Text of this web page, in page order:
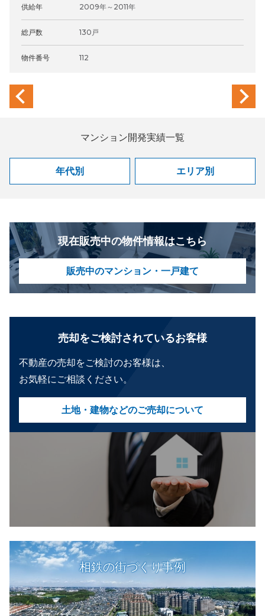
供給年 2009年～2011年
総戸数 130戸
物件番号 112
マンション開発実績一覧
年代別 エリア別
現在販売中の物件情報はこちら
販売中のマンション・一戸建て
売却をご検討されているお客様
不動産の売却をご検討のお客様は、
お気軽にご相談ください。
土地・建物などのご売却について
相鉄の街づくり事例